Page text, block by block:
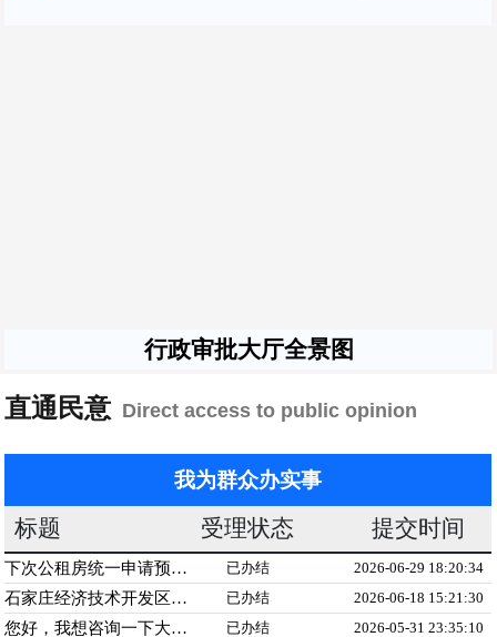
行政审批大厅全景图
直通民意 Direct access to public opinion